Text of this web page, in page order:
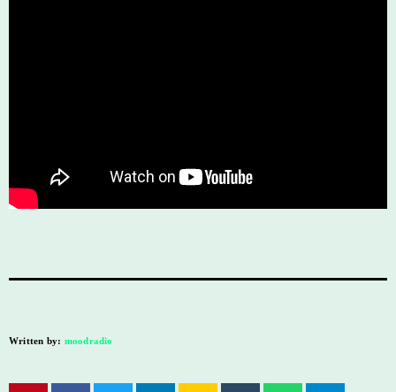
Written by: moodradio